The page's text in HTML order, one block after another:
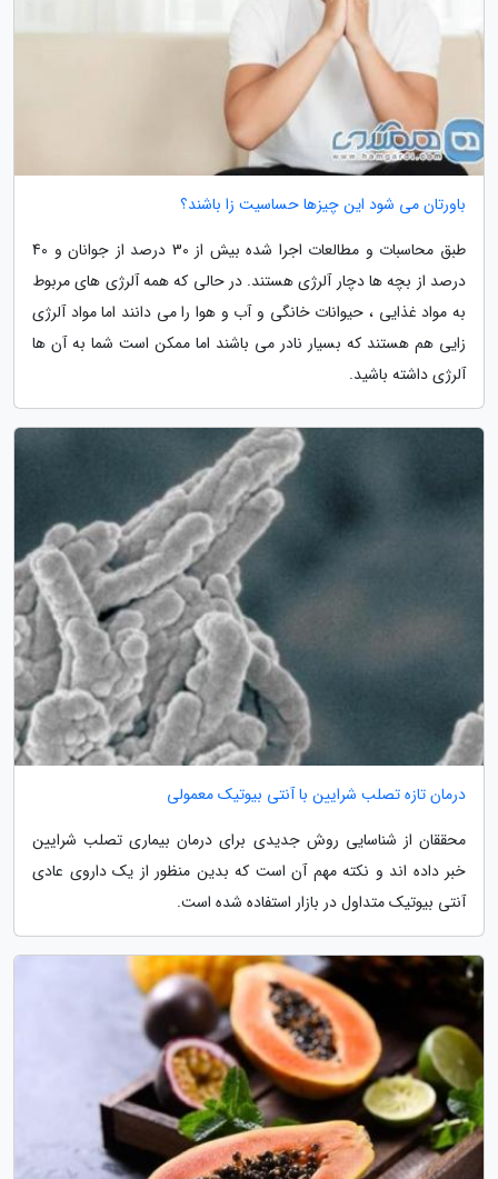
باورتان می شود این چیزها حساسیت زا باشند؟
طبق محاسبات و مطالعات اجرا شده بیش از 30 درصد از جوانان و 40
درصد از بچه ها دچار آلرژی هستند. در حالی که همه آلرژی های مربوط
به مواد غذایی ، حیوانات خانگی و آب و هوا را می دانند اما مواد آلرژی
زایی هم هستند که بسیار نادر می باشند اما ممکن است شما به آن ها
آلرژی داشته باشید.
درمان تازه تصلب شرایین با آنتی بیوتیک معمولی
محققان از شناسایی روش جدیدی برای درمان بیماری تصلب شرایین
خبر داده اند و نکته مهم آن است که بدین منظور از یک داروی عادی
آنتی بیوتیک متداول در بازار استفاده شده است.